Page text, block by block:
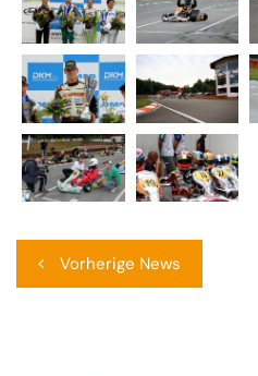
Vorherige News